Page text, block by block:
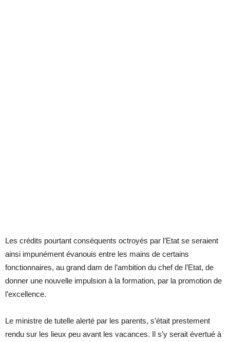
Les crédits pourtant conséquents octroyés par l’Etat se seraient
ainsi impunément évanouis entre les mains de certains
fonctionnaires, au grand dam de l’ambition du chef de l’Etat, de
donner une nouvelle impulsion à la formation, par la promotion de
l’excellence.
Le ministre de tutelle alerté par les parents, s’était prestement
rendu sur les lieux peu avant les vacances. Il s’y serait évertué à